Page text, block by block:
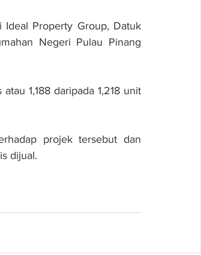
Ideal Property Group, Datuk
Negeri Pulau Pinang
1,188 daripada 1,218 unit
projek tersebut dan
dijual.